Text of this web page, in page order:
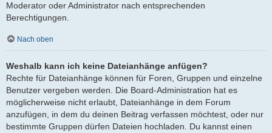
Moderator oder Administrator nach entsprechenden
Berechtigungen.
Nach oben
Weshalb kann ich keine Dateianhänge anfügen?
Rechte für Dateianhänge können für Foren, Gruppen und einzelne
Benutzer vergeben werden. Die Board-Administration hat es
möglicherweise nicht erlaubt, Dateianhänge in dem Forum
anzufügen, in dem du deinen Beitrag verfassen möchtest, oder nur
bestimmte Gruppen dürfen Dateien hochladen. Du kannst einen